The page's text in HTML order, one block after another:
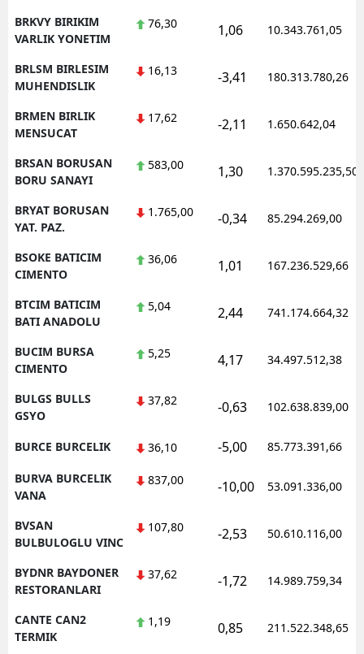
BRKVY BIRIKIM
VARLIK YONETIM
76,30 1,06 10.343.761,05
BRLSM BIRLESIM
MUHENDISLIK
16,13 -3,41 180.313.780,26
BRMEN BIRLIK
MENSUCAT
17,62 -2,11 1.650.642,04
BRSAN BORUSAN
BORU SANAYI
583,00 1,30 1.370.595.235,50
BRYAT BORUSAN
YAT. PAZ.
1.765,00 -0,34 85.294.269,00
BSOKE BATICIM
CIMENTO
36,06 1,01 167.236.529,66
BTCIM BATICIM
BATI ANADOLU
5,04 2,44 741.174.664,32
BUCIM BURSA
CIMENTO
5,25 4,17 34.497.512,38
BULGS BULLS
GSYO
37,82 -0,63 102.638.839,00
BURCE BURCELIK 36,10 -5,00 85.773.391,66
BURVA BURCELIK
VANA
837,00 -10,00 53.091.336,00
BVSAN
BULBULOGLU VINC
107,80 -2,53 50.610.116,00
BYDNR BAYDONER
RESTORANLARI
37,62 -1,72 14.989.759,34
CANTE CAN2
TERMIK
1,19 0,85 211.522.348,65